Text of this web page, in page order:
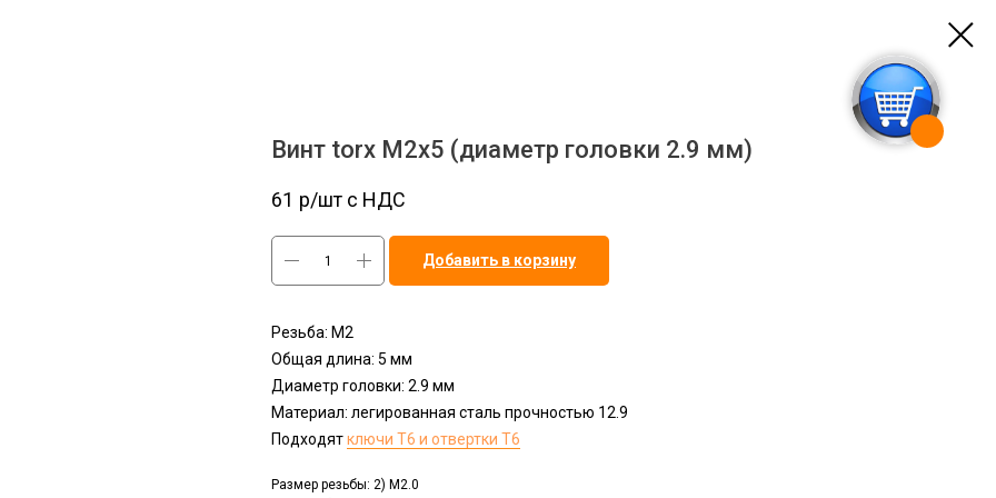
Винт torx M2x5 (диаметр головки 2.9 мм)
61 р/шт c НДС
Добавить в корзину
Резьба: М2
Общая длина: 5 мм
Диаметр головки: 2.9 мм
Материал: легированная сталь прочностью 12.9
Подходятключи T6 и отвертки T6
Размер резьбы: 2) M2.0